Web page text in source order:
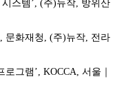
스템’, (주)뉴작, 방위산
문화재청, (주)뉴작, 전라
그램’, KOCCA, 서울｜